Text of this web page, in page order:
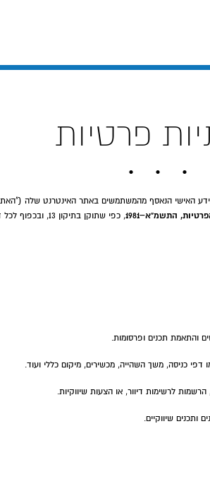
פרטיות
האישי הנאסף מהמשתמשים באתר האינטרנט שלה
התשמ"א–1981 , כפי שתוקן בתיקון 13, ובכפוף לכל דין רלוונטי.
והתאמת תכנים ופרסומות.
כניסה, משך השהייה, מכשירים, מיקום כללי ועוד.
לרשימות דיוור, או הצעות שיווקיות.
שיווקיים.